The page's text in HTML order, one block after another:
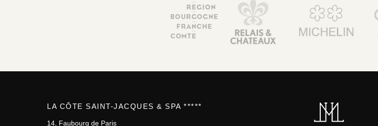
LA CÔTE SAINT-JACQUES & SPA *****
14, Faubourg de Paris